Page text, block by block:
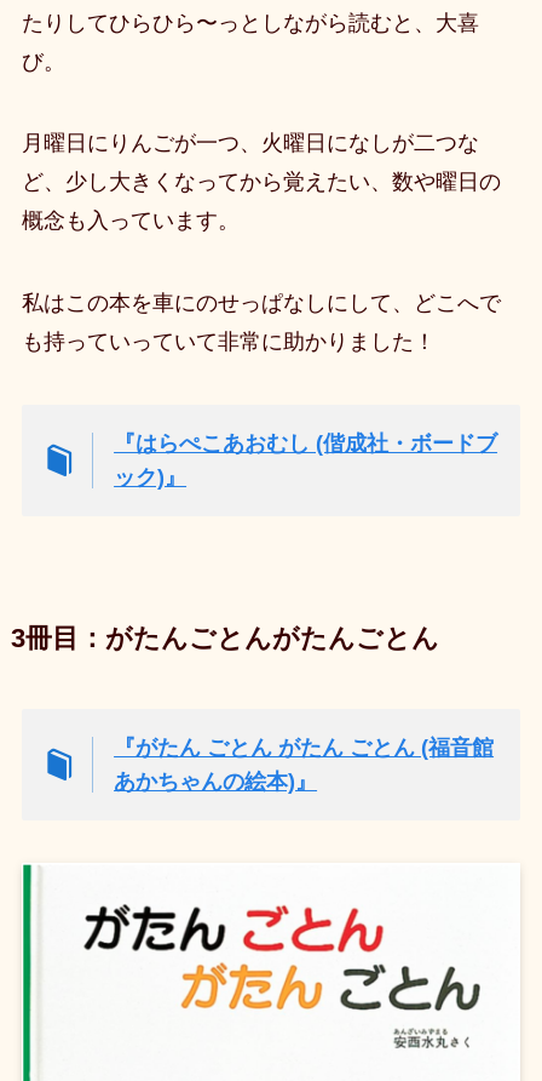
たりしてひらひら〜っとしながら読むと、大喜
び。
月曜日にりんごが一つ、火曜日になしが二つな
ど、少し大きくなってから覚えたい、数や曜日の
概念も入っています。
私はこの本を車にのせっぱなしにして、どこへで
も持っていっていて非常に助かりました！
『はらぺこあおむし (偕成社・ボードブ
ック)』
3冊目：がたんごとんがたんごとん
『がたん ごとん がたん ごとん (福音館
あかちゃんの絵本)』